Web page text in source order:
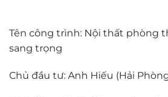
Tên công trình: Nội thất phòng
sang trọng
Chủ đầu tư: Anh Hiếu (Hải